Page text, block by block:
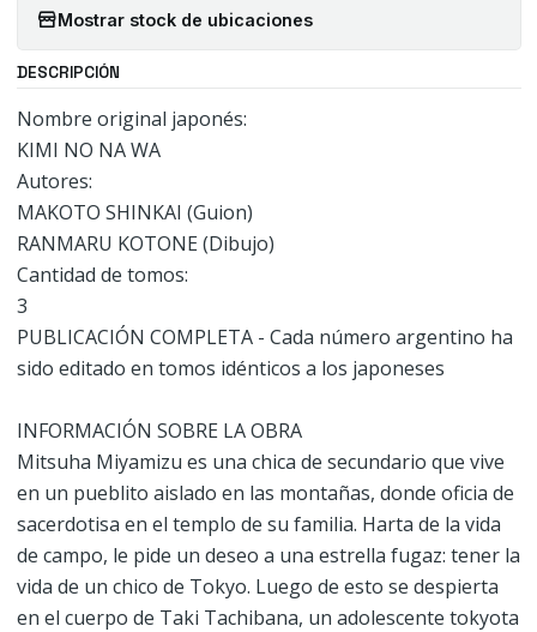
Mostrar stock de ubicaciones
DESCRIPCIÓN
Nombre original japonés:
KIMI NO NA WA
Autores:
MAKOTO SHINKAI (Guion)
RANMARU KOTONE (Dibujo)
Cantidad de tomos:
3
PUBLICACIÓN COMPLETA - Cada número argentino ha
sido editado en tomos idénticos a los japoneses
INFORMACIÓN SOBRE LA OBRA
Mitsuha Miyamizu es una chica de secundario que vive
en un pueblito aislado en las montañas, donde oficia de
sacerdotisa en el templo de su familia. Harta de la vida
de campo, le pide un deseo a una estrella fugaz: tener la
vida de un chico de Tokyo. Luego de esto se despierta
en el cuerpo de Taki Tachibana, un adolescente tokyota